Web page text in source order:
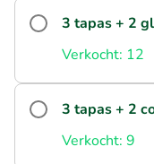
3 tapas + 2
Verkocht: 12
3 tapas + 2
Verkocht: 9